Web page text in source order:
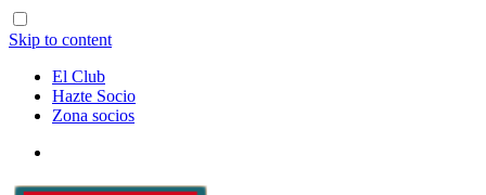
Skip to content
El Club
Hazte Socio
Zona socios